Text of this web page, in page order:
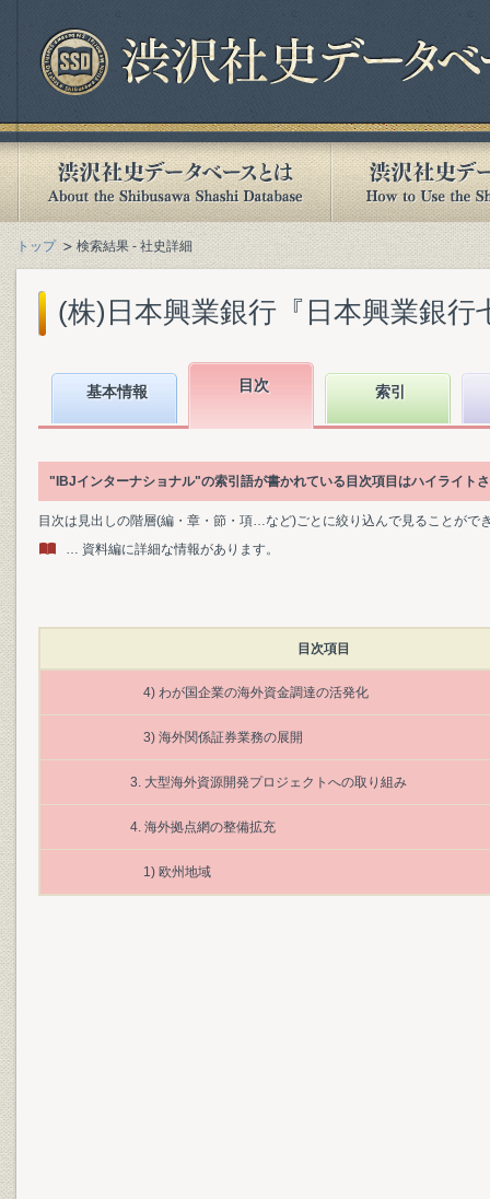
トップ 検索結果 - 社史詳細
(株)日本興業銀行『日本興業銀行
基本情報 目次 索引
"IBJインターナショナル"の索引語が書かれている目次項目はハイライト
目次は見出しの階層(編・章・節・項…など)ごとに絞り込んで見ることがで
… 資料編に詳細な情報があります。
目次項目
4) わが国企業の海外資金調達の活発化
3) 海外関係証券業務の展開
3. 大型海外資源開発プロジェクトへの取り組み
4. 海外拠点網の整備拡充
1) 欧州地域